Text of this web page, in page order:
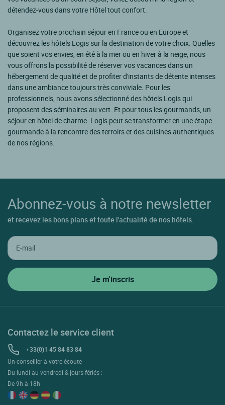
détendez-vous dans votre Hôtel tout confort.
Organisez votre prochain séjour en France ou en Europe et
découvrez les hôtels Logis sur la destination de votre choix. Quelles
que soient vos envies, en été à la mer ou en hiver à la neige, nous
vous offrons la possibilité de réserver vos vacances dans un
hébergement de qualité et de profiter d'instants de détente intenses
dans une ambiance toujours très conviviale. Pour les
professionnels, nous avons sélectionné des hôtels Logis qui
proposent des séminaires au vert. Et pour tous les gourmands, un
séjour en hôtel de charme. Logis peut se transformer en une étape
gourmande à la rencontre des terroirs et des cuisines authentiques
de nos régions.
Abonnez-vous à notre newsletter
et recevez les bons plans et toute l'actualité de nos hôtels.
Contactez le service client
+33(0)1 45 84 83 84
Un conseiller à votre écoute
Du lundi au vendredi & jours fériés :
De 9h à 18h